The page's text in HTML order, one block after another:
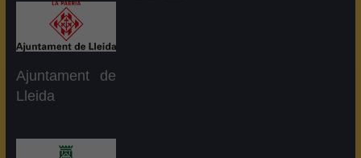
Ajuntament de
Lleida